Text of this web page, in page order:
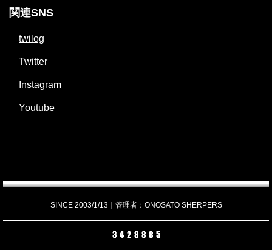
関連SNS
twilog
Twitter
Instagram
Youtube
SINCE 2003/1/13｜管理者：ONOSATO SHERPERS